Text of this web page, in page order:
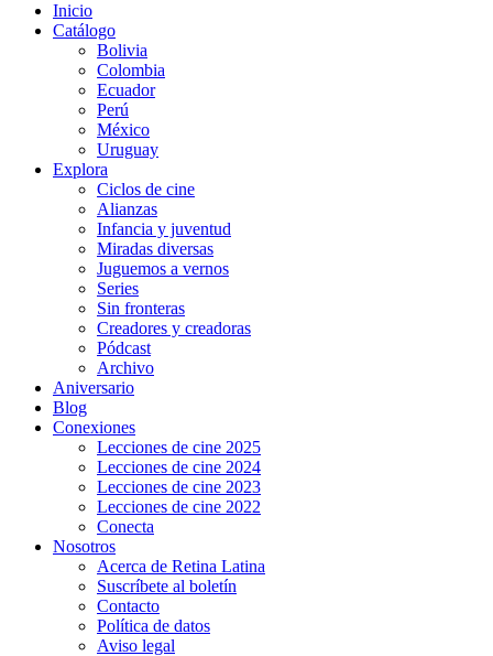
Inicio
Catálogo
Bolivia
Colombia
Ecuador
Perú
México
Uruguay
Explora
Ciclos de cine
Alianzas
Infancia y juventud
Miradas diversas
Juguemos a vernos
Series
Sin fronteras
Creadores y creadoras
Pódcast
Archivo
Aniversario
Blog
Conexiones
Lecciones de cine 2025
Lecciones de cine 2024
Lecciones de cine 2023
Lecciones de cine 2022
Conecta
Nosotros
Acerca de Retina Latina
Suscríbete al boletín
Contacto
Política de datos
Aviso legal